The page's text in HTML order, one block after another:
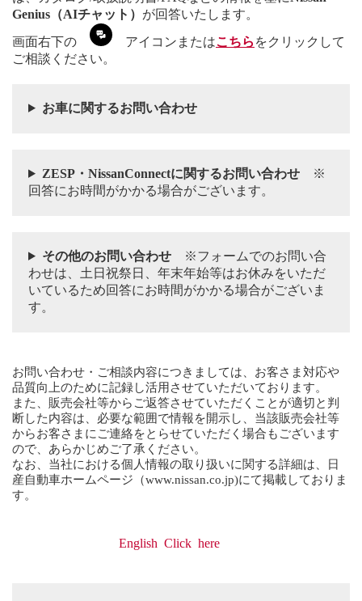
Genius（AIチャット） が回答いたします。
画面右下の アイコンまたは こちら をクリックして
ご相談ください。
お車に関するお問い合わせ
ZESP・NissanConnectに関するお問い合わせ※
回答にお時間がかかる場合がございます。
その他のお問い合わせ※フォームでのお問い合
わせは、土日祝祭日、年末年始等はお休みをいただ
いているため回答にお時間がかかる場合がございま
す。
お問い合わせ・ご相談内容につきましては、お客さま対応や
品質向上のために記録し活用させていただいております。
また、販売会社等からご返答させていただくことが適切と判
断した内容は、必要な範囲で情報を開示し、当該販売会社等
からお客さまにご連絡をとらせていただく場合もございます
ので、あらかじめご了承ください。
なお、当社における個人情報の取り扱いに関する詳細は、日
産自動車ホームページ（www.nissan.co.jp)にて掲載しておりま
す。
English Click here